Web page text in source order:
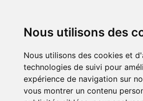
Nous utilisons des
Nous utilisons des cookies et
technologies de suivi pour
expérience de navigation sur
vous montrer un contenu